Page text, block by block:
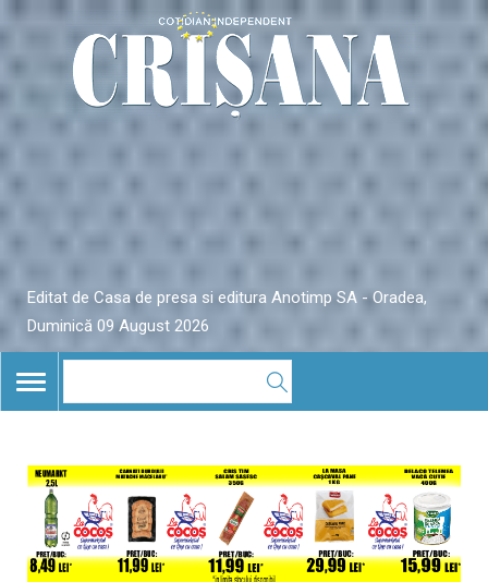
Editat de Casa de presa si editura Anotimp SA - Oradea,
Duminică 09 August 2026
TOGGLE
NAVIGATION